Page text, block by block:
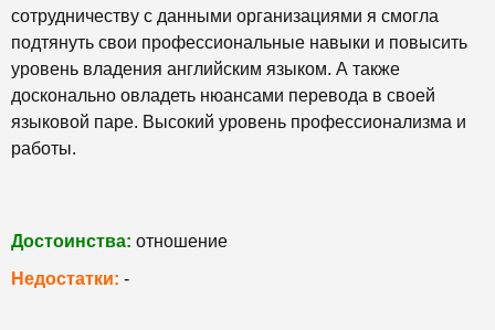
сотрудничеству с данными организациями я смогла
подтянуть свои профессиональные навыки и повысить
уровень владения английским языком. А также
досконально овладеть нюансами перевода в своей
языковой паре. Высокий уровень профессионализма и
работы.
Достоинства: отношение
Недостатки: -